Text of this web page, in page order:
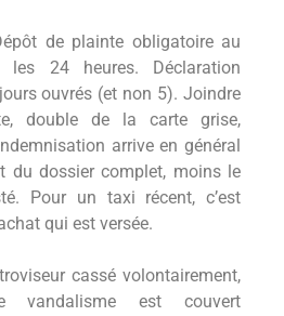
de plainte obligatoire au
les 24 heures. Déclaration
ouvrés (et non 5). Joindre
double de la carte grise,
arrive en général
du dossier complet, moins le
Pour un taxi récent, c’est
qui est versée.
cassé volontairement,
vandalisme est couvert